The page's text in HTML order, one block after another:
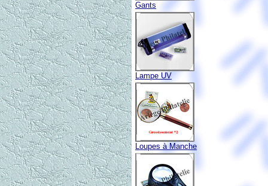
Gants
Lampe UV
Loupes à Manche